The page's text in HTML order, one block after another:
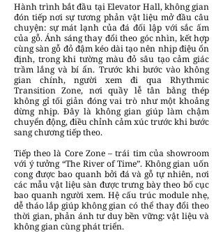
Hành trình bắt đầu tại Elevator Hall, không gian
đón tiếp nơi sự tương phản vật liệu mở đầu câu
chuyện: sự mát lạnh của đá đối lập với sắc ấm
của gỗ. Ánh sáng thay đổi theo góc nhìn, kết hợp
cùng sàn gỗ đỏ đậm kéo dài tạo nên nhịp điệu ổn
định, trong khi tường màu đỏ sâu tạo cảm giác
trầm lắng và bí ẩn. Trước khi bước vào không
gian chính, người xem đi qua Rhythmic
Transition Zone, nơi quầy lễ tân bằng thép
không gỉ tối giản đóng vai trò như một khoảng
dừng nhịp. Đây là không gian giúp làm chậm
chuyển động, điều chỉnh cảm xúc trước khi bước
sang chương tiếp theo.
Tiếp theo là Core Zone – trái tim của showroom
với ý tưởng “The River of Time”. Không gian uốn
cong được bao quanh bởi đá và gỗ tự nhiên, nơi
các mẫu vật liệu sàn được trưng bày theo bố cục
bao quanh người xem. Hệ cấu trúc module nhẹ,
dễ tháo lắp giúp không gian có thể thay đổi theo
thời gian, phản ánh tư duy bền vững: vật liệu và
không gian cùng phát triển.